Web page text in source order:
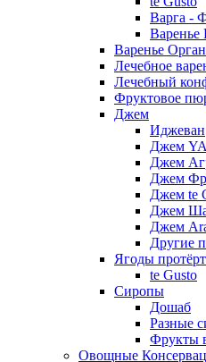
Варга -
Варенье
Варенье
Лечебное
Лечебный
Фруктовое
Джем
Иджеван
Джем
Джем
Джем
Джем te
Джем
Джем
Другие
Ягоды
te Gusto
Сиропы
Дошаб
Разные
Фрукты
Овощные